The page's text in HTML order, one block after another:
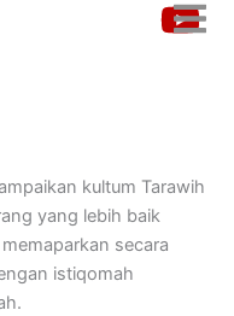
kultum Tarawih
yang lebih baik
secara
istiqomah